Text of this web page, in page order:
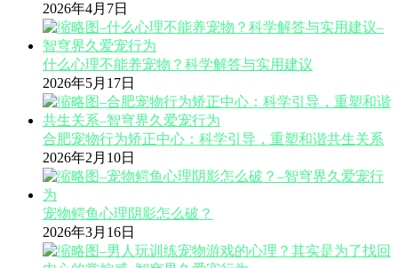
2026年4月7日
什么心理不能养宠物？科学解答与实用建议
2026年5月17日
合肥宠物行为矫正中心：科学引导，重塑和谐共生关系
2026年2月10日
宠物鳄鱼心理阴影怎么破？
2026年3月16日